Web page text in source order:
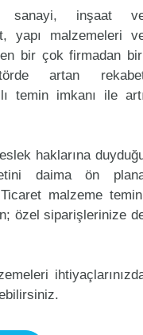
sanayi, inşaat
yapı malzemeleri
bir çok firmadan
artan
temin imkanı ile
haklarına
daima ön
Ticaret malzeme
özel siparişlerinize